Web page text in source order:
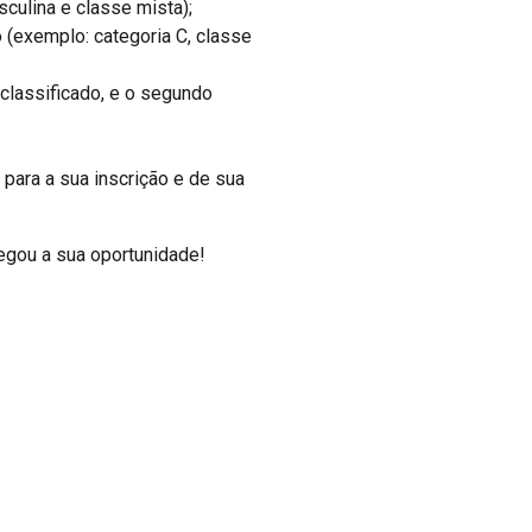
e classe mista);
categoria C, classe
e o segundo
a sua inscrição e de sua
a sua oportunidade!